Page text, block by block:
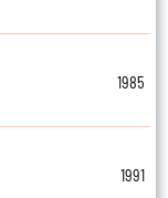
1985
1991